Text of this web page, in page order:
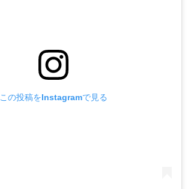
この投稿をInstagramで見る